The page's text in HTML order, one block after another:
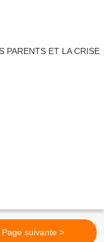
Page suivante >